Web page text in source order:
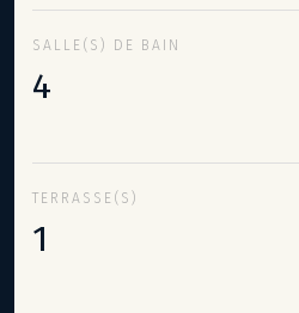
SALLE(S) DE BAIN
4
TERRASSE(S)
1